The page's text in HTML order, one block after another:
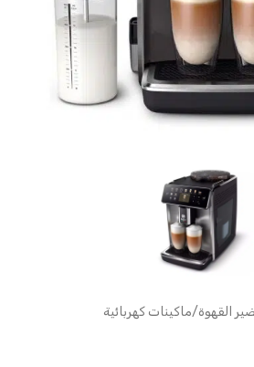
القهوة/ماكينات كهربائية